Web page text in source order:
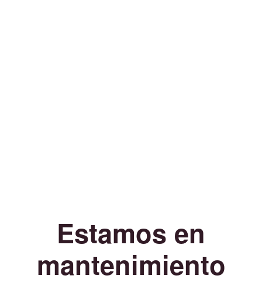
Estamos en
mantenimiento